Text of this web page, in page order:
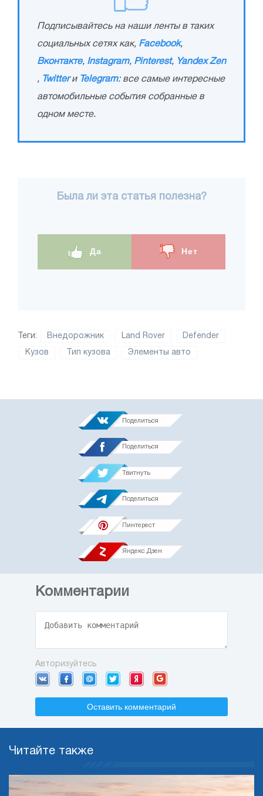
Подписывайтесь на наши ленты в таких
социальных сетях как, Facebook,
Вконтакте, Instagram, Pinterest, Yandex Zen
, Twitterи Telegram: все самые интересные
автомобильные события собранные в
одном месте.
Была ли эта статья полезна?
Да Нет
Теги: Внедорожник Land Rover Defender
Кузов Тип кузова Элементы авто
Поделиться
Поделиться
Твитнуть
Поделиться
Пинтерест
Яндекс.Дзен
Комментарии
Авторизуйтесь
Оставить комментарий
Читайте также